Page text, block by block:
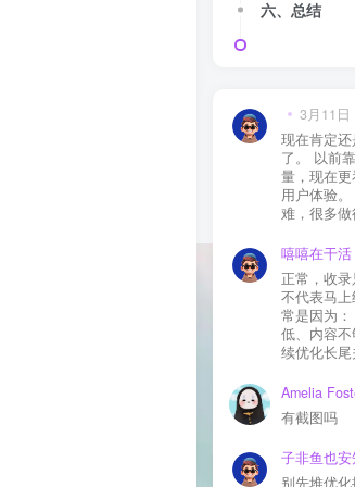
六、总结
3月11日
现在肯定
了。 以前
量，现在
用户体验
难，很多
质还是一
成唯一渠道
嘻嘻在干活
正常，收录
不代表马上
常是因为
低、内容
续优化长
Amelia
有截图吗
别先堆优化